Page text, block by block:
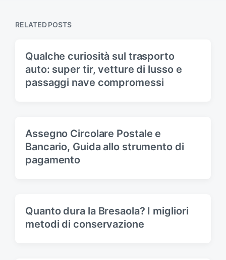
o
:
s
RELATED POSTS
Qualche curiosità sul trasporto
auto: super tir, vetture di lusso e
passaggi nave compromessi
Assegno Circolare Postale e
Bancario, Guida allo strumento di
pagamento
Quanto dura la Bresaola? I migliori
metodi di conservazione